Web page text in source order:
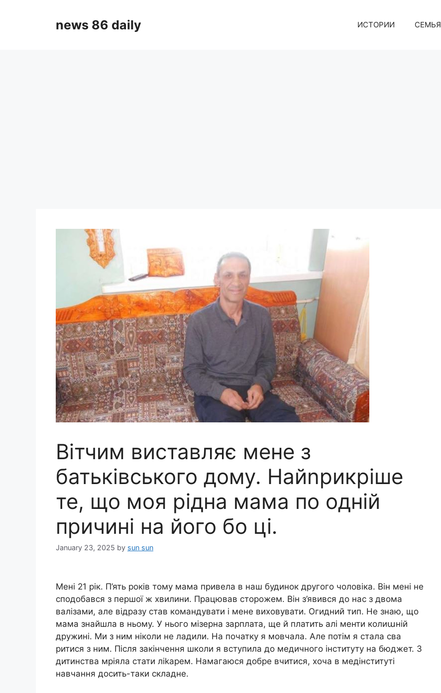
news 86 daily ИСТОРИИ СЕМЬЯ
Вітчим виставляє мене з
батьківського дому. Найnрикріше
те, що моя рідна мама по одній
причині на його бо ці․
January 23, 2025 by sun sun
Мені 21 рік. П’ять років тому мама привела в наш будинок другого чоловіка. Він мені не
сподобався з першої ж хвилини. Працював сторожем. Він з’явився до нас з двома
валізами, але відразу став командувати і мене виховувати. Огидний тип. Не знаю, що
мама знайшла в ньому. У нього мізерна зарплата, ще й платить алі менти колиաній
дружині. Ми з ним ніколи не ладили. На початку я мовчала. Але потім я стала сва
ритися з ним. Після закінчення школи я вступила до медичного інституту на бюджет. З
дитинства мріяла стати ліkарем. Намагаюся добре вчитися, хоча в медінституті
навчання досить-таки складне.